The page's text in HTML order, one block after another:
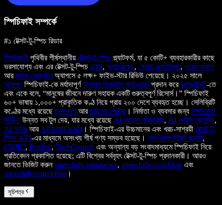
স্পিচিফাই সম্পর্কে
#১ টেক্সট-টু-স্পিচ রিডার
স্পিচিফাই পৃথিবীর শীর্ষস্থানীয় টেক্সট-টু-স্পিচ প্ল্যাটফর্ম, যা ৫ কোটি+ ব্যবহারকারীর কাছে
ভরসাযোগ্য এবং এর টেক্সট-টু-স্পিচ iOS, অ্যান্ড্রয়েড, ক্রোম এক্সটেনশন, ওয়েব অ্যাপ
আরম্যাক ডেস্কটপ অ্যাপসে ৫ লক্ষ+ ফাইভ-স্টার রিভিউ পেয়েছে। ২০২৫ সালে
অ্যাপলস্পিচিফাই-কে মর্যাদাপূর্ণঅ্যাপল ডিজাইন অ্যাওয়ার্ড প্রদান করেWWDC-তে
এবং একে বলে, “মানুষের জীবনে দারুণ সহায়ক একটি গুরুত্বপূর্ণ রিসোর্স।” স্পিচিফাই
৬০+ ভাষায় ১,০০০+ প্রাকৃতিক কণ্ঠ নিয়ে প্রায় ২০০ দেশে ব্যবহৃত হচ্ছে। সেলিব্রিটি
কণ্ঠের মধ্যে রয়েছেস্নুপ ডগ আরগুইনেথ পেল্ট্রো । নির্মাতা ও ব্যবসার জন্য স্পিচিফাই
স্টুডিও উন্নত সব টুল দেয়, যার মধ্যে রয়েছে AI ভয়েস জেনারেটর, AI ভয়েস ক্লোনিং,
AI ডাবিং আর AI ভয়েস চেঞ্জার। স্পিচিফাই-এর উচ্চমানের এবং খরচ-সাশ্রয়ী টেক্সট-টু-
স্পিচ API-এর মাধ্যমে অসংখ্য শীর্ষ পণ্য সম্ভব হয়েছে। দ্য ওয়াল স্ট্রিট জার্নাল,
CNBC, Forbes, TechCrunch এবং অন্যান্য বড় সংবাদমাধ্যমে স্পিচিফাই নিয়ে
প্রতিবেদন প্রকাশিত হয়েছে; এটি বিশ্বের সর্ববৃহৎ টেক্সট-টু-স্পিচ প্রদানকারী। আরও
জানতে ভিজিট করুনspeechify.com/news, speechify.com/blog এবং
speechify.com/press ।
সূচিপত্র